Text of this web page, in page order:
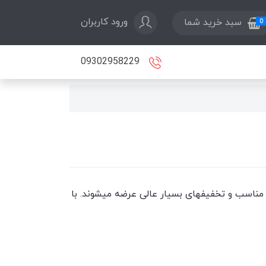
0 سبد خرید شما ورود کاربران
مناسب و تخفیفهای بسیار عالی عرضه میشوند. با